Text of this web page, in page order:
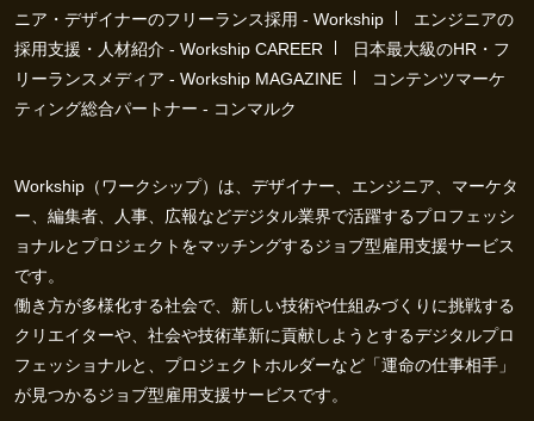
ニア・デザイナーのフリーランス採用 - Workship
エンジニアの
採用支援・人材紹介 - Workship CAREER
日本最大級のHR・フ
リーランスメディア - Workship MAGAZINE
コンテンツマーケ
ティング総合パートナー - コンマルク
Workship（ワークシップ）は、デザイナー、エンジニア、マーケタ
ー、編集者、人事、広報などデジタル業界で活躍するプロフェッシ
ョナルとプロジェクトをマッチングするジョブ型雇用支援サービス
です。
働き方が多様化する社会で、新しい技術や仕組みづくりに挑戦する
クリエイターや、社会や技術革新に貢献しようとするデジタルプロ
フェッショナルと、プロジェクトホルダーなど「運命の仕事相手」
が見つかるジョブ型雇用支援サービスです。